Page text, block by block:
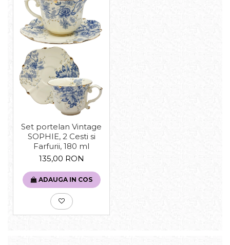
Set portelan Vintage
SOPHIE, 2 Cesti si
Farfurii, 180 ml
135,00 RON
ADAUGA IN COS